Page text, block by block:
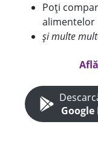
Poți
alimentelor
și multe
Google